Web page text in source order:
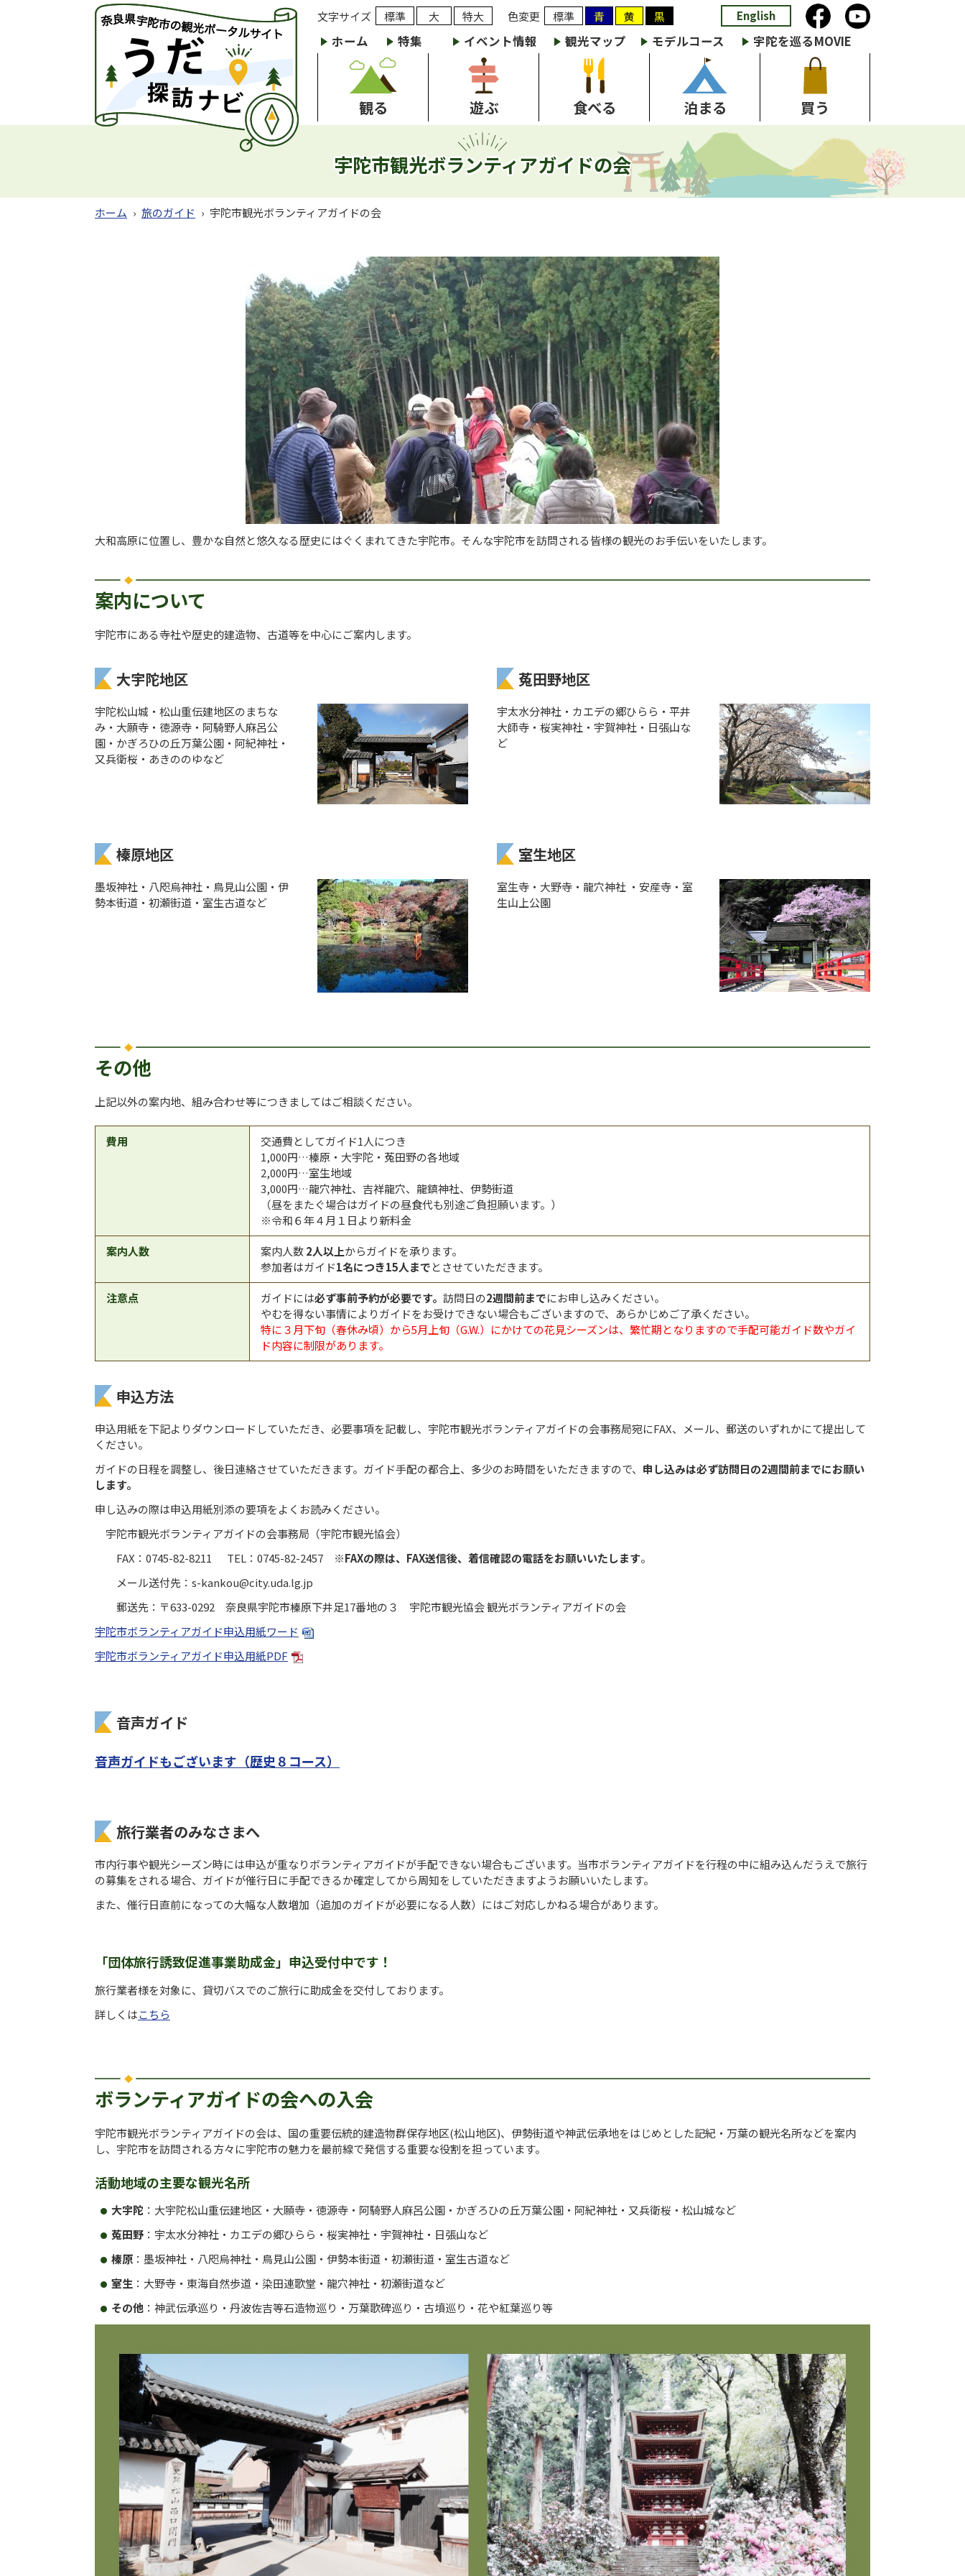
文字サイズ 標準 大 特大 色変更 標準 青 黄 黒 English
ホーム 特集 イベント情報 観光マップ モデルコース 宇陀を巡るMOVIE
観る 遊ぶ 食べる 泊まる 買う
宇陀市観光ボランティアガイドの会
ホーム › 旅のガイド › 宇陀市観光ボランティアガイドの会
大和高原に位置し、豊かな自然と悠久なる歴史にはぐくまれてきた宇陀市。そんな宇陀市を訪問される皆様の観光のお手伝いをいたします。
案内について
宇陀市にある寺社や歴史的建造物、古道等を中心にご案内します。
大宇陀地区
宇陀松山城・松山重伝建地区のまちな
み・大願寺・徳源寺・阿騎野人麻呂公
園・かぎろひの丘万葉公園・阿紀神社・
又兵衛桜・あきののゆなど
菟田野地区
宇太水分神社・カエデの郷ひらら・平井
大師寺・桜実神社・宇賀神社・日張山な
ど
榛原地区
墨坂神社・八咫烏神社・鳥見山公園・伊
勢本街道・初瀬街道・室生古道など
室生地区
室生寺・大野寺・龍穴神社 ・安産寺・室
生山上公園
その他
上記以外の案内地、組み合わせ等につきましてはご相談ください。
費用
交通費としてガイド1人につき
1,000円…榛原・大宇陀・菟田野の各地域
2,000円…室生地域
3,000円…龍穴神社、吉祥龍穴、龍鎮神社、伊勢街道
（昼をまたぐ場合はガイドの昼食代も別途ご負担願います。）
※令和６年４月１日より新料金
案内人数 案内人数2人以上からガイドを承ります。
参加者はガイド1名につき15人までとさせていただきます。
注意点 ガイドには必ず事前予約が必要です。 訪問日の2週間前までにお申し込みください。
やむを得ない事情によりガイドをお受けできない場合もございますので、あらかじめご了承ください。
特に３月下旬（春休み頃）から5月上旬（G.W.）にかけての花見シーズンは、繁忙期となりますので手配可能ガイド数やガイ
ド内容に制限があります。
申込方法
申込用紙を下記よりダウンロードしていただき、必要事項を記載し、宇陀市観光ボランティアガイドの会事務局宛にFAX、メール、郵送のいずれかにて提出して
ください。
ガイドの日程を調整し、後日連絡させていただきます。ガイド手配の都合上、多少のお時間をいただきますので、 申し込みは必ず訪問日の2週間前までにお願い
します。
申し込みの際は申込用紙別添の要項をよくお読みください。
宇陀市観光ボランティアガイドの会事務局（宇陀市観光協会）
FAX：0745-82-8211 TEL：0745-82-2457 ※FAXの際は、FAX送信後、着信確認の電話をお願いいたします。
メール送付先：s-kankou@city.uda.lg.jp
郵送先：〒633-0292 奈良県宇陀市榛原下井足17番地の３ 宇陀市観光協会 観光ボランティアガイドの会
宇陀市ボランティアガイド申込用紙ワード
宇陀市ボランティアガイド申込用紙PDF
音声ガイド
音声ガイドもございます（歴史 ８コース）
旅行業者のみなさまへ
市内行事や観光シーズン時には申込が重なりボランティアガイドが手配できない場合もございます。当市ボランティアガイドを行程の中に組み込んだうえで旅行
の募集をされる場合、ガイドが催行日に手配できるか確定してから周知をしていただきますようお願いいたします。
また、催行日直前になっての大幅な人数増加（追加のガイドが必要になる人数）にはご対応しかねる場合があります。
「団体旅行誘致促進事業助成金」申込受付中です！
旅行業者様を対象に、貸切バスでのご旅行に助成金を交付しております。
詳しくはこちら
ボランティアガイドの会への入会
宇陀市観光ボランティアガイドの会は、国の重要伝統的建造物群保存地区(松山地区)、伊勢街道や神武伝承地をはじめとした記紀・万葉の観光名所などを案内
し、宇陀市を訪問される方々に宇陀市の魅力を最前線で発信する重要な役割を担っています。
活動地域の主要な観光名所
大宇陀 ：大宇陀松山重伝建地区・大願寺・徳源寺・阿騎野人麻呂公園・かぎろひの丘万葉公園・阿紀神社・又兵衛桜・松山城など
菟田野：宇太水分神社・カエデの郷ひらら・桜実神社・宇賀神社・日張山など
榛原：墨坂神社・八咫烏神社・鳥見山公園・伊勢本街道・初瀬街道・室生古道など
室生：大野寺・東海自然歩道・染田連歌堂・龍穴神社・初瀬街道など
その他：神武伝承巡り・丹波佐吉等石造物巡り・万葉歌碑巡り・古墳巡り・花や紅葉巡り等